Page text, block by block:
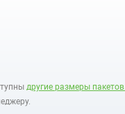
другие размеры пакетов.